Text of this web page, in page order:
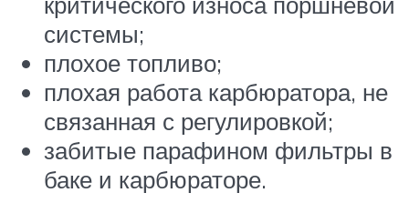
системы;
плохое топливо;
плохая работа карбюратора, не
связанная с регулировкой;
забитые парафином фильтры в
баке и карбюраторе.